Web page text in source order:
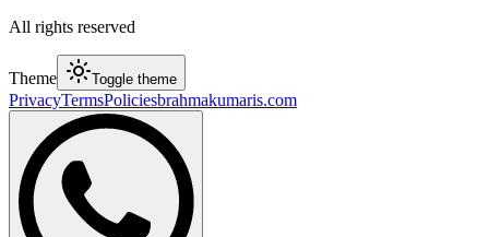
All rights reserved
Theme Toggle theme
PrivacyTermsPoliciesbrahmakumaris.com